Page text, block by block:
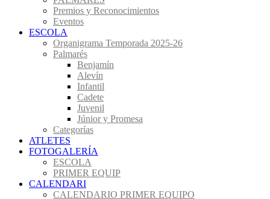
Premios y Reconocimientos
Eventos
ESCOLA
Organigrama Temporada 2025-26
Palmarés
Benjamín
Alevín
Infantil
Cadete
Juvenil
Júnior y Promesa
Categorías
ATLETES
FOTOGALERÍA
ESCOLA
PRIMER EQUIP
CALENDARI
CALENDARIO PRIMER EQUIPO